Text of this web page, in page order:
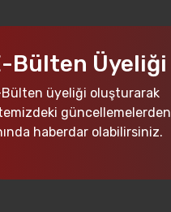
Bülten Üyeliği
Bülten üyeliği oluşturarak
güncellemelerden
haberdar olabilirsiniz.